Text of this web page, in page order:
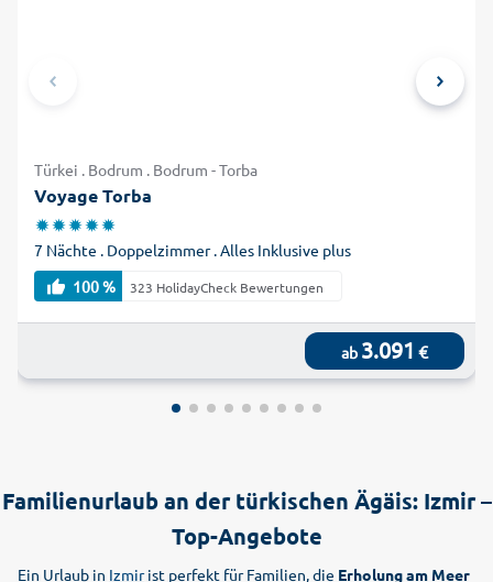
Türkei . Bodrum . Bodrum - Torba
Voyage Torba
7 Nächte . Doppelzimmer . Alles Inklusive plus
100 %
323 HolidayCheck Bewertungen
ab 3.091 €
Familienurlaub an der türkischen Ägäis: Izmir –
Top-Angebote
Ein Urlaub in Izmirist perfekt für Familien, die Erholung am Meer